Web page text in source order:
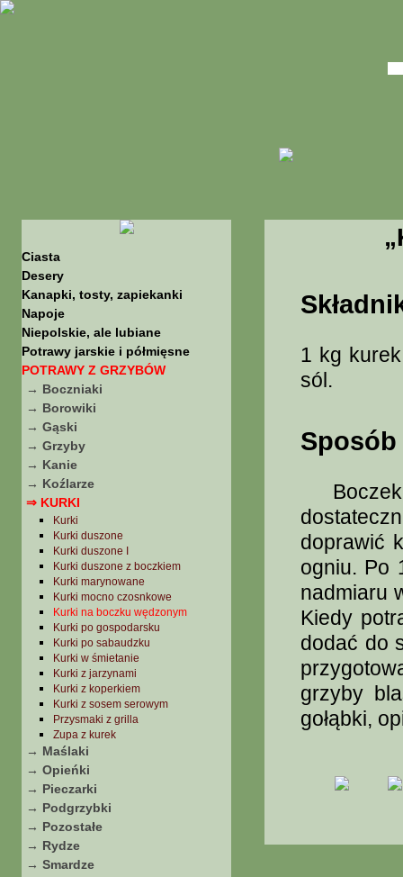
Ciasta
Desery
Kanapki, tosty, zapiekanki
Napoje
Niepolskie, ale lubiane
Potrawy jarskie i półmięsne
POTRAWY Z GRZYBÓW
→ Boczniaki
→ Borowiki
→ Gąski
→ Grzyby
→ Kanie
→ Koźlarze
⇒ KURKI
Kurki
Kurki duszone
Kurki duszone I
Kurki duszone z boczkiem
Kurki marynowane
Kurki mocno czosnkowe
Kurki na boczku wędzonym
Kurki po gospodarsku
Kurki po sabaudzku
Kurki w śmietanie
Kurki z jarzynami
Kurki z koperkiem
Kurki z sosem serowym
Przysmaki z grilla
Zupa z kurek
→ Maślaki
→ Opieńki
→ Pieczarki
→ Podgrzybki
→ Pozostałe
→ Rydze
→ Smardze
1 kg
sól.
Boczek
doprawić
ogniu. Po
nadmiaru
Kiedy
dodać do
grzyby
gołąbki,